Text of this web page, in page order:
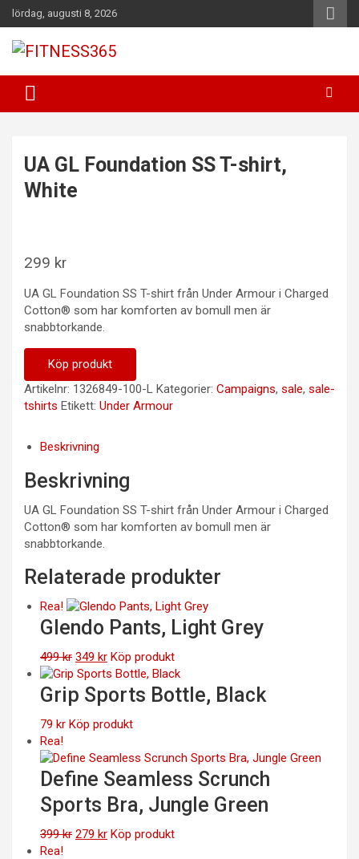
Hoppa
till
innehåll
lördag, augusti 8, 2026
FITNESS365
UA GL Foundation SS T-shirt,
White
299 kr
UA GL Foundation SS T-shirt från Under Armour i Charged
Cotton® som har komforten av bomull men är
snabbtorkande.
Köp produkt
Artikelnr: 1326849-100-L Kategorier: Campaigns, sale, sale-
tshirts Etikett: Under Armour
Beskrivning
Beskrivning
UA GL Foundation SS T-shirt från Under Armour i Charged
Cotton® som har komforten av bomull men är
snabbtorkande.
Relaterade produkter
Rea!
Glendo Pants, Light Grey
499kr Det
ursprungliga
priset
var:
499 kr.
349 krDet
nuvarande
priset
är:
349 kr.
Köp produkt
Grip Sports Bottle, Black
79 kr Köp produkt
Rea!
Define Seamless Scrunch
Sports Bra, Jungle Green
399kr Det
279 krDet
Köp produkt
Rea!